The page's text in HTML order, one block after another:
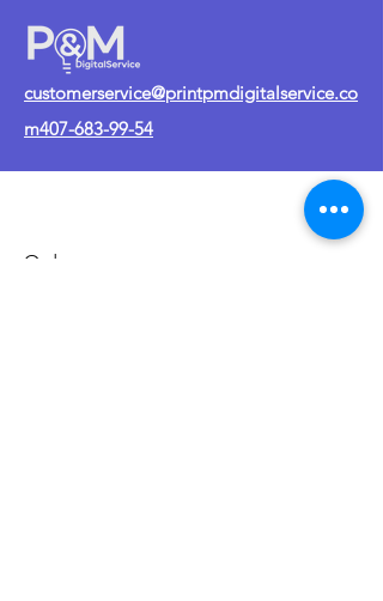
customerservice@printpmdigitalservice.co
m407-683-99-54
Orden